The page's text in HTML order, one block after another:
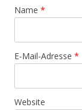
Name *
E-Mail-Adresse *
Website